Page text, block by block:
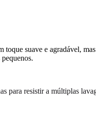
suave e agradável,
para resistir a múltiplas